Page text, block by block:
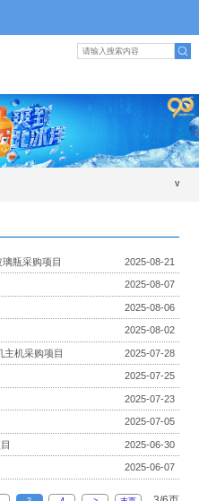
瓶采购项目 2025-08-21
2025-08-07
2025-08-06
2025-08-02
主机采购项目 2025-07-28
2025-07-25
2025-07-23
2025-07-05
2025-06-30
2025-06-07